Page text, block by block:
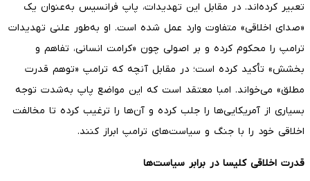
تعبیر کرده‌اند. در مقابل این تهدیدات، پاپ فرانسیس به‌عنوان یک
«صدای اخلاقی» متفاوت وارد عمل شده است. او به‌طور علنی تهدیدات
ترامپ را محکوم کرده و بر اصولی چون «کرامت انسانی، تفاهم و
بخشش» تأکید کرده است؛ در مقابل آنچه که ترامپ «توهم قدرت
مطلق» می‌خواند. امبا معتقد است که این مواضع پاپ به‌شدت توجه
بسیاری از آمریکایی‌ها را جلب کرده و آن‌ها را ترغیب کرده تا مخالفت
اخلاقی خود را با جنگ و سیاست‌های ترامپ ابراز کنند.
قدرت اخلاقی کلیسا در برابر سیاست‌ها